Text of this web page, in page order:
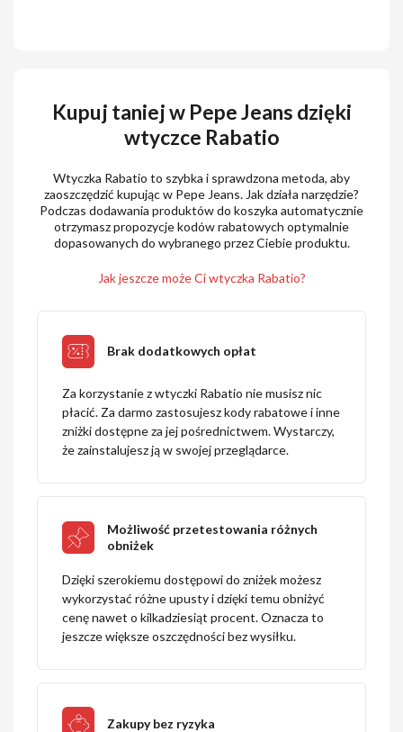
Kupuj taniej w Pepe Jeans dzięki
wtyczce Rabatio
Wtyczka Rabatio to szybka i sprawdzona metoda, aby
zaoszczędzić kupując w Pepe Jeans. Jak działa narzędzie?
Podczas dodawania produktów do koszyka automatycznie
otrzymasz propozycje kodów rabatowych optymalnie
dopasowanych do wybranego przez Ciebie produktu.
Jak jeszcze może Ci wtyczka Rabatio?
Brak dodatkowych opłat
Za korzystanie z wtyczki Rabatio nie musisz nic
płacić. Za darmo zastosujesz kody rabatowe i inne
zniżki dostępne za jej pośrednictwem. Wystarczy,
że zainstalujesz ją w swojej przeglądarce.
Możliwość przetestowania różnych
obniżek
Dzięki szerokiemu dostępowi do zniżek możesz
wykorzystać różne upusty i dzięki temu obniżyć
cenę nawet o kilkadziesiąt procent. Oznacza to
jeszcze większe oszczędności bez wysiłku.
Zakupy bez ryzyka